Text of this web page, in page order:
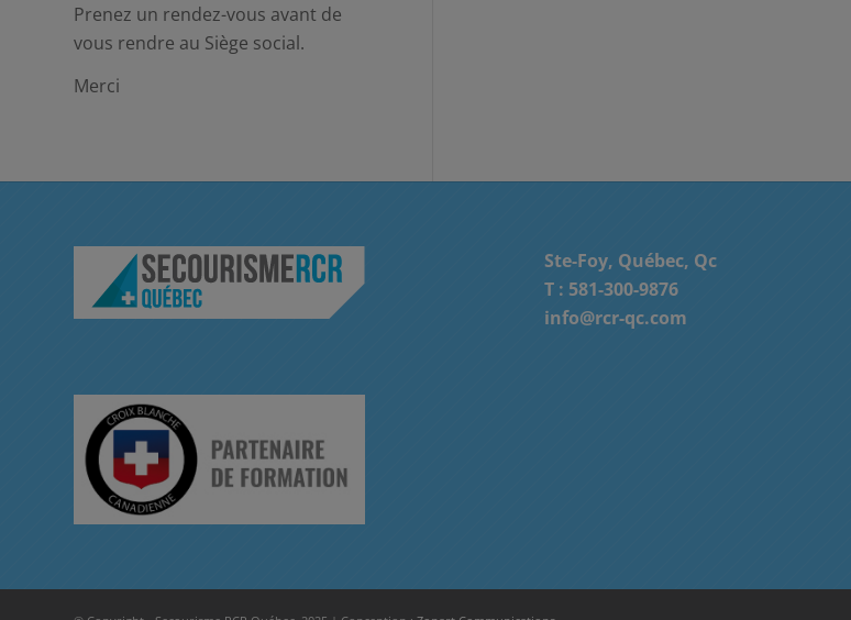
Prenez un rendez-vous avant de
vous rendre au Siège social.
Merci
Ste-Foy, Québec, Qc
T : 581-300-9876
info@rcr-qc.com